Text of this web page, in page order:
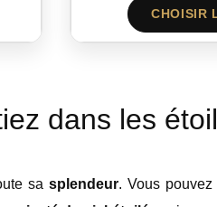
CHOISIR
dans les
sa splendeur. Vous